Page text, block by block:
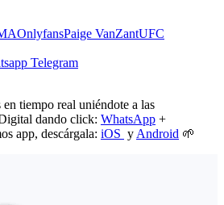
OnlyfansPaige VanZantUFC
Telegram
tiempo real uniéndote a las
dando click: WhatsApp +
app, descárgala: iOS y Android 🌱